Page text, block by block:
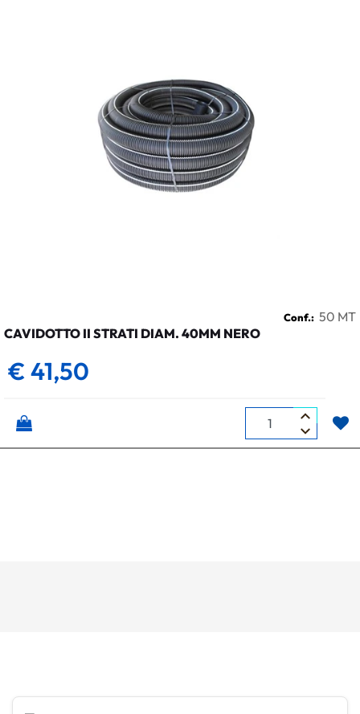
Conf.: 50 MT
CAVIDOTTO II STRATI DIAM. 40MM NERO
€ 41,50
Quantità